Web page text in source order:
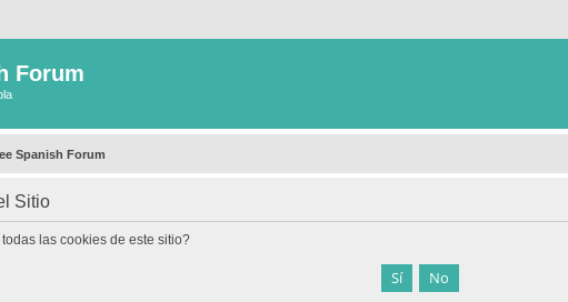
Forum
Spanish Forum
Sitio
las cookies de este sitio?